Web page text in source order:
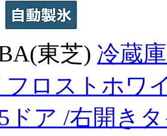
東芝) 冷蔵
フロストホワ
ドア /右開き